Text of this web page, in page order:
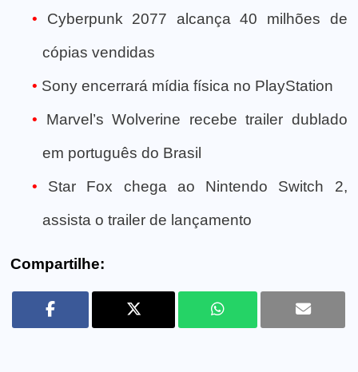
Cyberpunk 2077 alcança 40 milhões de
cópias vendidas
Sony encerrará mídia física no PlayStation
Marvel’s Wolverine recebe trailer dublado
em português do Brasil
Star Fox chega ao Nintendo Switch 2,
assista o trailer de lançamento
Compartilhe: